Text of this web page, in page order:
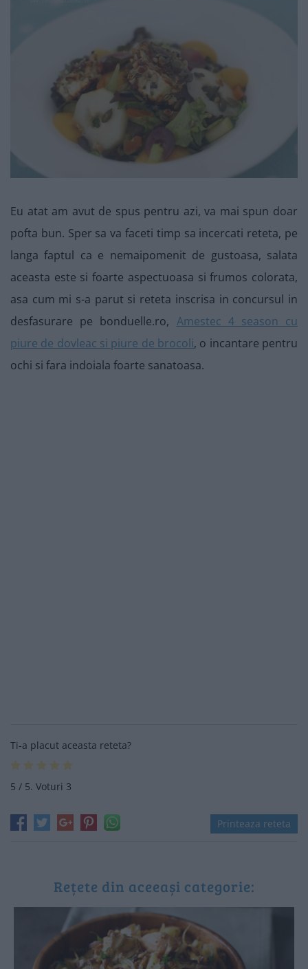
Eu atat am avut de spus pentru azi, va mai spun doar
pofta bun. Sper sa va faceti timp sa incercati reteta, pe
langa faptul ca e nemaipomenit de gustoasa, salata
aceasta este si foarte aspectuoasa si frumos colorata,
asa cum mi s-a parut si reteta inscrisa in concursul in
desfasurare pe bonduelle.ro, Amestec 4 season cu
piure de dovleac si piure de brocoli, o incantare pentru
ochi si fara indoiala foarte sanatoasa.
Ti-a placut aceasta reteta?
5 / 5. Voturi 3
Printeaza reteta
Rețete din aceeași categorie: